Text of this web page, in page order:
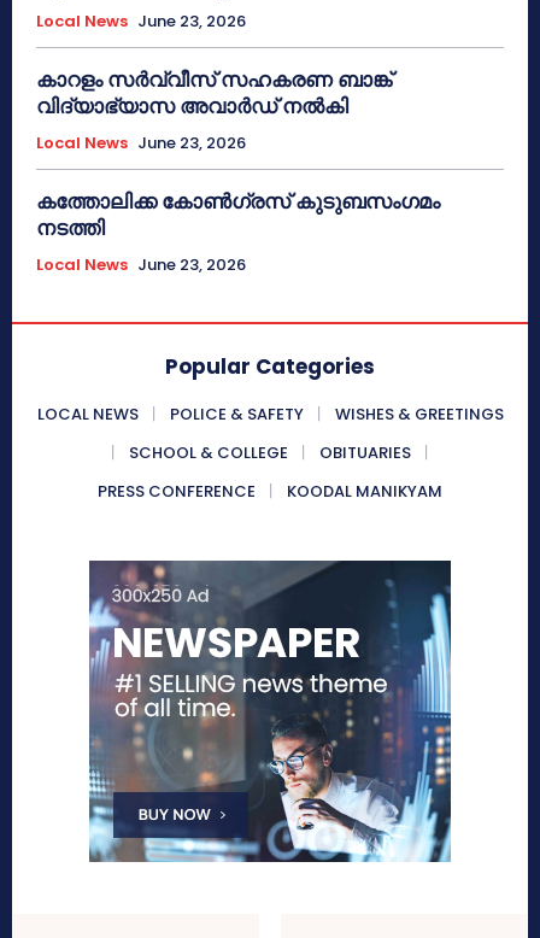
Local News June 23, 2026
കാറളം സർവ്വീസ് സഹകരണ ബാങ്ക്
വിദ്യാഭ്യാസ അവാർഡ് നൽകി
Local News June 23, 2026
കത്തോലിക്ക കോൺഗ്രസ് കുടുബസംഗമം
നടത്തി
Local News June 23, 2026
Popular Categories
LOCAL NEWS POLICE & SAFETY
WISHES & GREETINGS
SCHOOL & COLLEGE
OBITUARIES
PRESS CONFERENCE
KOODAL MANIKYAM